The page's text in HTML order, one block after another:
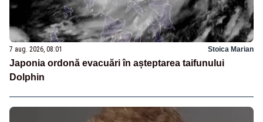
7 aug. 2026, 08:01 Stoica Marian
Japonia ordonă evacuări în așteptarea taifunului
Dolphin